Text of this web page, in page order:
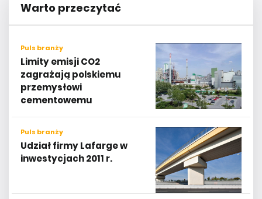
Warto przeczytać
Puls branży
Limity emisji CO2
zagrażają polskiemu
przemysłowi
cementowemu
Puls branży
Udział firmy Lafarge w
inwestycjach 2011 r.